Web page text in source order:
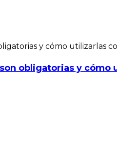
obligatorias y